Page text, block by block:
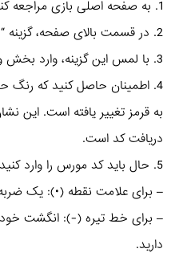
1. به صفحه اصلی بازی مراجعه کنید.
2. در قسمت بالای صفحه، گزینه “رمز روزانه” را جستجو نمایید.
3. با لمس این گزینه، وارد بخش ورودی کد مورس شوید.
4. اطمینان حاصل کنید که رنگ
به قرمز تغییر یافته است. این
دریافت کد است.
5. حال باید کد مورس را وارد کنید:
– برای علامت نقطه (•): یک ضربه
دارید.